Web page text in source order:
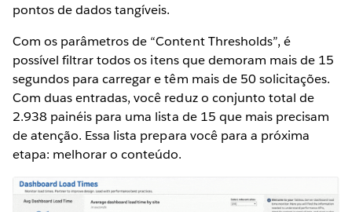
pontos de dados tangíveis.
Com os parâmetros de “Content Thresholds”, é
possível filtrar todos os itens que demoram mais de 15
segundos para carregar e têm mais de 50 solicitações.
Com duas entradas, você reduz o conjunto total de
2.938 painéis para uma lista de 15 que mais precisam
de atenção. Essa lista prepara você para a próxima
etapa: melhorar o conteúdo.